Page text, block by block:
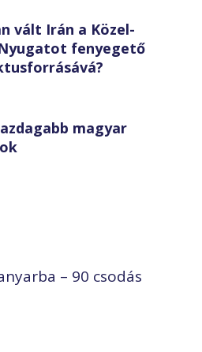
vált Irán a Közel-
fenyegető
magyar
– 90 csodás